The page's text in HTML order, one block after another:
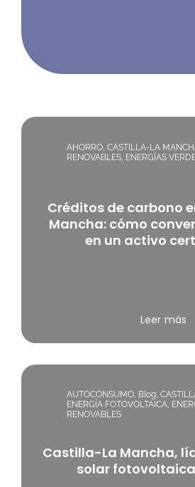
AHORRO,CASTILLA-LA
RENOVABLES, ENERGÍAS
Créditos de carbono
Mancha: cómo
en un activo
Leer más
AUTOCONSUMO, Blog,
ENERGÍA FOTOVOLTAICA,
RENOVABLES
Castilla-La Mancha,
solar